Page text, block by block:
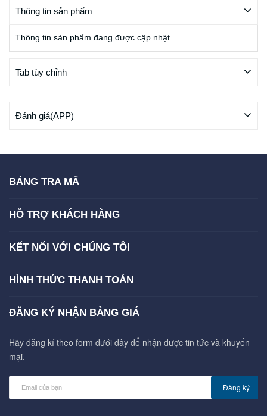
Thông tin sản phẩm
Thông tin sản phẩm đang được cập nhật
Tab tùy chỉnh
Đánh giá(APP)
BẢNG TRA MÃ
HỖ TRỢ KHÁCH HÀNG
KẾT NỐI VỚI CHÚNG TÔI
HÌNH THỨC THANH TOÁN
ĐĂNG KÝ NHẬN BẢNG GIÁ
Hãy đăng kí theo form dưới đây để nhận được tin tức và khuyến
mại.
Đăng ký